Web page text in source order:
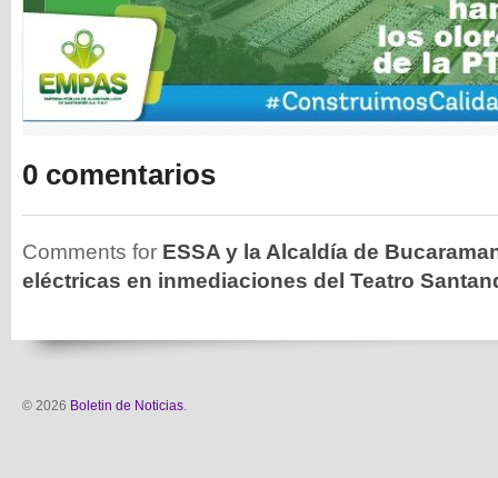
0 comentarios
Comments for ESSA y la Alcaldía de
eléctricas en inmediaciones del Teatro
© 2026 Boletin de Noticias.